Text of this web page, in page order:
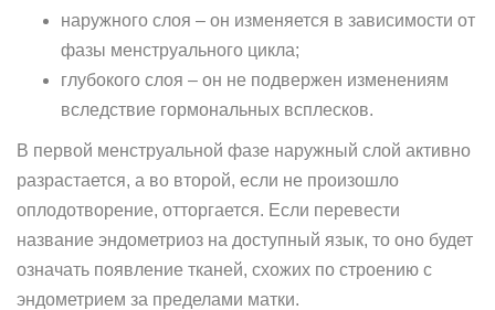
наружного слоя – он изменяется в зависимости от
фазы менструального цикла;
глубокого слоя – он не подвержен изменениям
вследствие гормональных всплесков.
В первой менструальной фазе наружный слой активно
разрастается, а во второй, если не произошло
оплодотворение, отторгается. Если перевести
название эндометриоз на доступный язык, то оно будет
означать появление тканей, схожих по строению с
эндометрием за пределами матки.